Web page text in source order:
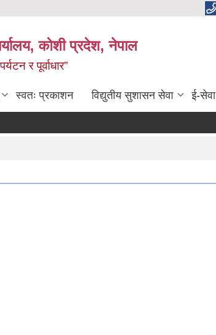
कोशी प्रदेश, नेपाल
र पूर्वाधार”
स्वतः प्रकाशन विद्य‍ुतीय सुशासन सेवा ई-सेवा